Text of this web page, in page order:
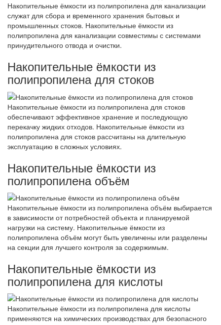
Накопительные ёмкости из полипропилена для канализации
служат для сбора и временного хранения бытовых и
промышленных стоков. Накопительные ёмкости из
полипропилена для канализации совместимы с системами
принудительного отвода и очистки.
Накопительные ёмкости из
полипропилена для стоков
Накопительные ёмкости из полипропилена для стоков
обеспечивают эффективное хранение и последующую
перекачку жидких отходов. Накопительные ёмкости из
полипропилена для стоков рассчитаны на длительную
эксплуатацию в сложных условиях.
Накопительные ёмкости из
полипропилена объём
Накопительные ёмкости из полипропилена объём выбирается
в зависимости от потребностей объекта и планируемой
нагрузки на систему. Накопительные ёмкости из
полипропилена объём могут быть увеличены или разделены
на секции для лучшего контроля за содержимым.
Накопительные ёмкости из
полипропилена для кислоты
Накопительные ёмкости из полипропилена для кислоты
применяются на химических производствах для безопасного